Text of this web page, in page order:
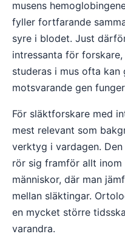
musens
fyller fortfarande
syre i blodet. Just
intressanta för
studeras i mus ofta kan
motsvarande gen
För släktforskare med
mest relevant som
verktyg i vardagen.
rör sig framför allt inom
människor, där man
mellan släktingar.
en mycket större
varandra.